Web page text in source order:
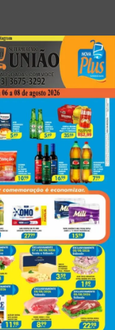
Next
Rodeio De Itaguajé Encerra Com Sucesso E Entrada Gratuita Vira Tradição
(43) 991545950